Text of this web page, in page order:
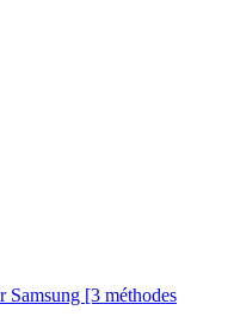
Samsung [3 méthodes